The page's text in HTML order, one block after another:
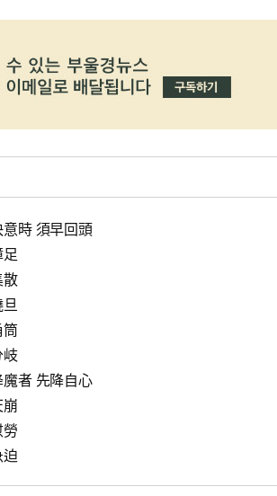
意時 須早回頭
散
岐
魔者 先降自心